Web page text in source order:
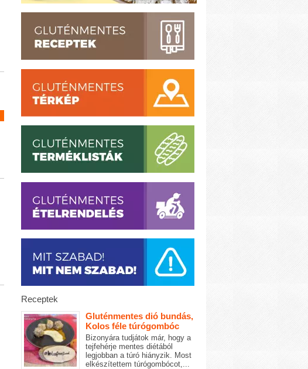
Receptek
Gluténmentes dió bundás,
Kolos féle túrógombóc
Bizonyára tudjátok már, hogy a
tejfehérje mentes diétából
legjobban a túró hiányzik. Most
elkészítettem túrógombócot,...